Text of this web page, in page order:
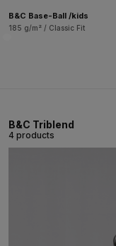
B&C Base-Ball /kids
185 g/m² / Classic Fit
B&C Triblend
4 products